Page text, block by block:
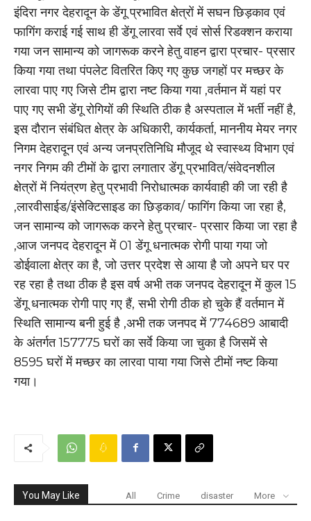
इंदिरा नगर देहरादून के डेंगू प्रभावित क्षेत्रों में सघन छिड़काव एवं
फागिंग कराई गई साथ ही डेंगू लारवा सर्वे एवं सोर्स रिडक्शन कराया
गया जन सामान्य को जागरूक करने हेतु वाहन द्वारा प्रचार- प्रसार
किया गया तथा पंपलेट वितरित किए गए कुछ जगहों पर मच्छर के
लारवा पाए गए जिसे टीम द्वारा नष्ट किया गया ,वर्तमान में यहां पर
पाए गए सभी डेंगू रोगियों की स्थिति ठीक है अस्पताल में भर्ती नहीं है,
इस दौरान संबंधित क्षेत्र के अधिकारी, कार्यकर्ता, माननीय मेयर नगर
निगम देहरादून एवं अन्य जनप्रतिनिधि मौजूद थे स्वास्थ्य विभाग एवं
नगर निगम की टीमों के द्वारा लगातार डेंगू प्रभावित/संवेदनशील
क्षेत्रों में नियंत्रण हेतु प्रभावी निरोधात्मक कार्यवाही की जा रही है
,लारवीसाईड/इंसेक्टिसाइड का छिड़काव/ फागिंग किया जा रहा है,
जन सामान्य को जागरूक करने हेतु प्रचार- प्रसार किया जा रहा है
,आज जनपद देहरादून में 01 डेंगू धनात्मक रोगी पाया गया जो
डोईवाला क्षेत्र का है, जो उत्तर प्रदेश से आया है जो अपने घर पर
रह रहा है तथा ठीक है इस वर्ष अभी तक जनपद देहरादून में कुल 15
डेंगू धनात्मक रोगी पाए गए हैं, सभी रोगी ठीक हो चुके हैं वर्तमान में
स्थिति सामान्य बनी हुई है ,अभी तक जनपद में 774689 आबादी
के अंतर्गत 157775 घरों का सर्वे किया जा चुका है जिसमें से
8595 घरों में मच्छर का लारवा पाया गया जिसे टीमों नष्ट किया
गया।
You May Like All Crime disaster More